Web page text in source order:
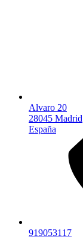
Alvaro 20
28045 Madrid
España
919053117